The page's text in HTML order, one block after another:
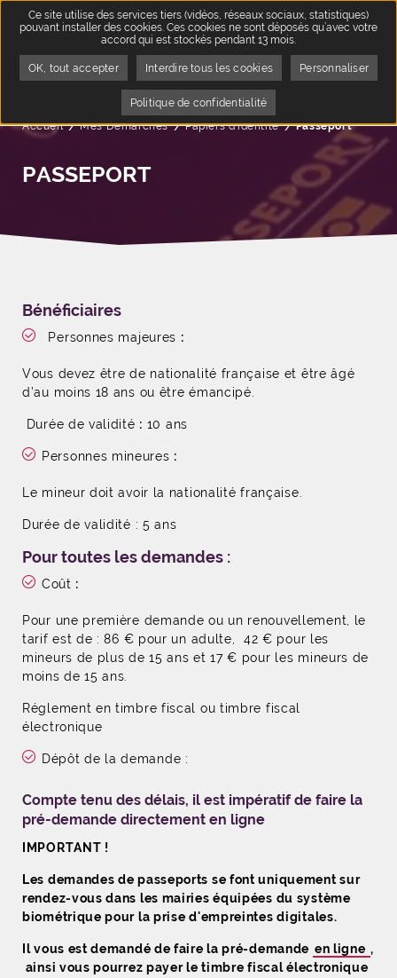
Accueil Mes Démarches Papiers d'identité Page active :
Passeport
PASSEPORT
Bénéficiaires
Personnes majeures :
Vous devez être de nationalité française et être âgé
d’au moins 18 ans ou être émancipé.
Durée de validité : 10 ans
Personnes mineures :
Le mineur doit avoir la nationalité française.
Durée de validité : 5 ans
Pour toutes les demandes :
Coût :
Pour une première demande ou un renouvellement, le
tarif est de : 86 € pour un adulte, 42 € pour les
mineurs de plus de 15 ans et 17 € pour les mineurs de
moins de 15 ans.
Réglement en timbre fiscal ou timbre fiscal
électronique
Dépôt de la demande :
Compte tenu des délais, il est impératif de faire la
pré-demande directement en ligne
IMPORTANT !
Les demandes de passeports se font uniquement sur
rendez-vous dans les mairies équipées du système
biométrique pour la prise d'empreintes digitales.
Il vous est demandé de faire la pré-demande en ligne ,
ainsi vous pourrez payer le timbre fiscal électronique
Ce site utilise des services tiers (vidéos, réseaux sociaux, statistiques)
pouvant installer des cookies. Ces cookies ne sont déposés qu’avec votre
accord qui est stockés pendant 13 mois.
OK, tout accepter Interdire tous les cookies Personnaliser
Politique de confidentialité